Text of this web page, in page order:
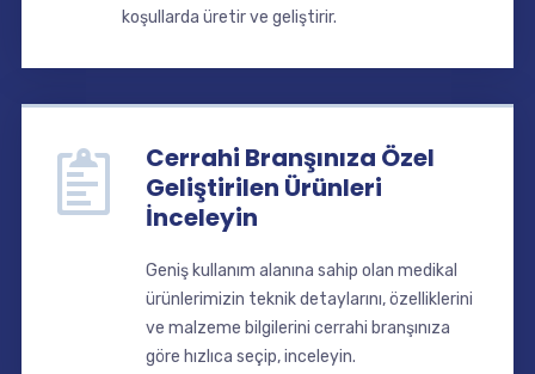
koşullarda üretir ve geliştirir.
Cerrahi Branşınıza Özel
Geliştirilen Ürünleri
İnceleyin
Geniş kullanım alanına sahip olan medikal
ürünlerimizin teknik detaylarını, özelliklerini
ve malzeme bilgilerini cerrahi branşınıza
göre hızlıca seçip, inceleyin.